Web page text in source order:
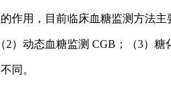
作用，目前临床血糖监测方法主
2）动态血糖监测 CGB；（3）
同。